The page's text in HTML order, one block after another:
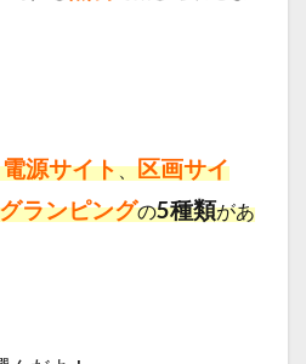
電源サイト、区画サイ
グランピングの5種類があ